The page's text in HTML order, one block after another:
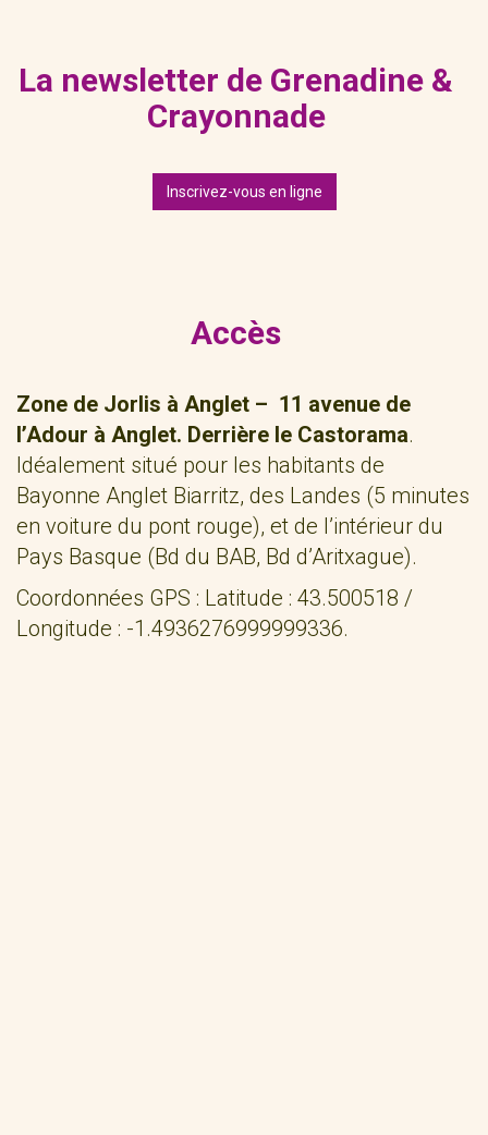
La newsletter de Grenadine &
Crayonnade
Inscrivez-vous en ligne
Accès
Zone de Jorlis à Anglet – 11 avenue de
l’Adour à Anglet. Derrière le Castorama.
Idéalement situé pour les habitants de
Bayonne Anglet Biarritz, des Landes (5 minutes
en voiture du pont rouge), et de l’intérieur du
Pays Basque (Bd du BAB, Bd d’Aritxague).
Coordonnées GPS : Latitude : 43.500518 /
Longitude : -1.4936276999999336.